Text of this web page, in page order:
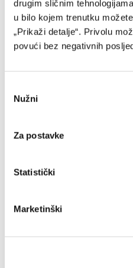
drugim sličnim
u bilo kojem trenutku
„Prikaži detalje“. Privolu
povući bez negativnih
Selection
Nužni
Za postavke
Statistički
Marketinški
WWin liga BiH (1. kolo):
08/08/2026
Bez pobjednika u duelu